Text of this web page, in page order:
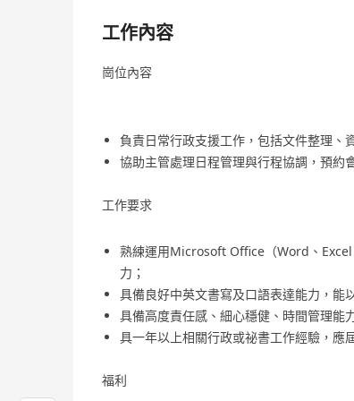
工作內容
崗位內容
負責日常行政支援工作，包括文件整理、
協助主管處理日程管理與行程協調，預約
工作要求
熟練運用Microsoft Office（Word、
力；
具備良好中英文書寫及口語表達能力，能
具備高度責任感、細心穩健、時間管理能
具一年以上相關行政或祕書工作經驗，應
福利